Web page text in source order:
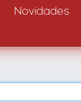
Novidades